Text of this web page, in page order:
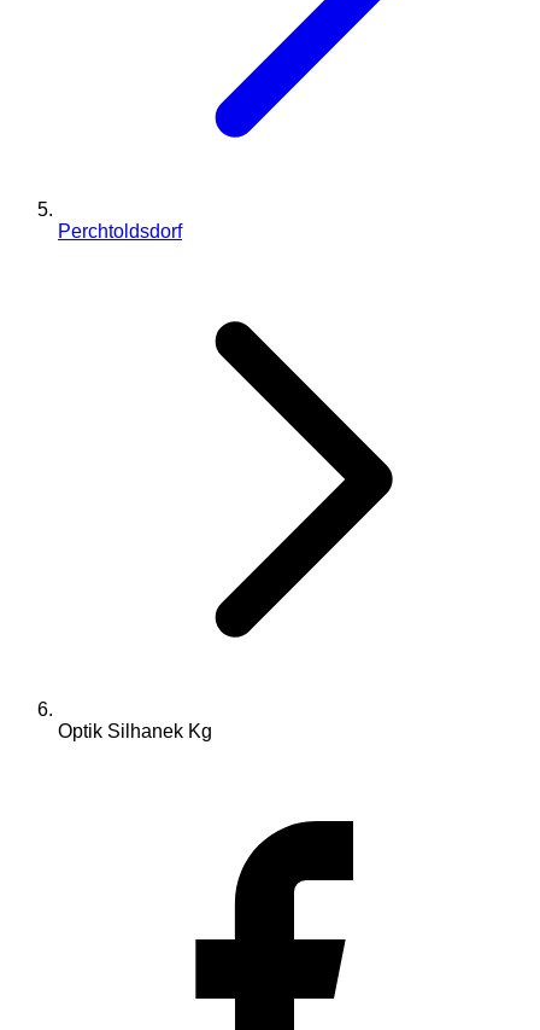
Perchtoldsdorf
Optik Silhanek Kg